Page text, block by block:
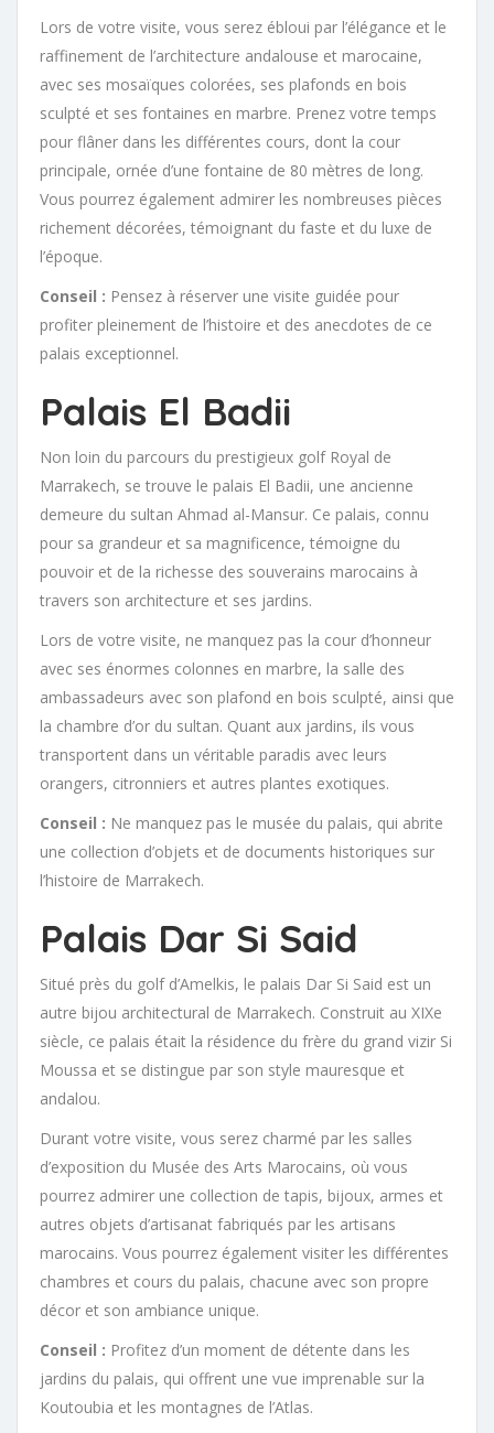
Lors de votre visite, vous serez ébloui par l’élégance et le
raffinement de l’architecture andalouse et marocaine,
avec ses mosaïques colorées, ses plafonds en bois
sculpté et ses fontaines en marbre. Prenez votre temps
pour flâner dans les différentes cours, dont la cour
principale, ornée d’une fontaine de 80 mètres de long.
Vous pourrez également admirer les nombreuses pièces
richement décorées, témoignant du faste et du luxe de
l’époque.
Conseil : Pensez à réserver une visite guidée pour
profiter pleinement de l’histoire et des anecdotes de ce
palais exceptionnel.
Palais El Badii
Non loin du parcours du prestigieux golf Royal de
Marrakech, se trouve le palais El Badii, une ancienne
demeure du sultan Ahmad al-Mansur. Ce palais, connu
pour sa grandeur et sa magnificence, témoigne du
pouvoir et de la richesse des souverains marocains à
travers son architecture et ses jardins.
Lors de votre visite, ne manquez pas la cour d’honneur
avec ses énormes colonnes en marbre, la salle des
ambassadeurs avec son plafond en bois sculpté, ainsi que
la chambre d’or du sultan. Quant aux jardins, ils vous
transportent dans un véritable paradis avec leurs
orangers, citronniers et autres plantes exotiques.
Conseil : Ne manquez pas le musée du palais, qui abrite
une collection d’objets et de documents historiques sur
l’histoire de Marrakech.
Palais Dar Si Said
Situé près du golf d’Amelkis, le palais Dar Si Said est un
autre bijou architectural de Marrakech. Construit au XIXe
siècle, ce palais était la résidence du frère du grand vizir Si
Moussa et se distingue par son style mauresque et
andalou.
Durant votre visite, vous serez charmé par les salles
d’exposition du Musée des Arts Marocains, où vous
pourrez admirer une collection de tapis, bijoux, armes et
autres objets d’artisanat fabriqués par les artisans
marocains. Vous pourrez également visiter les différentes
chambres et cours du palais, chacune avec son propre
décor et son ambiance unique.
Conseil : Profitez d’un moment de détente dans les
jardins du palais, qui offrent une vue imprenable sur la
Koutoubia et les montagnes de l’Atlas.